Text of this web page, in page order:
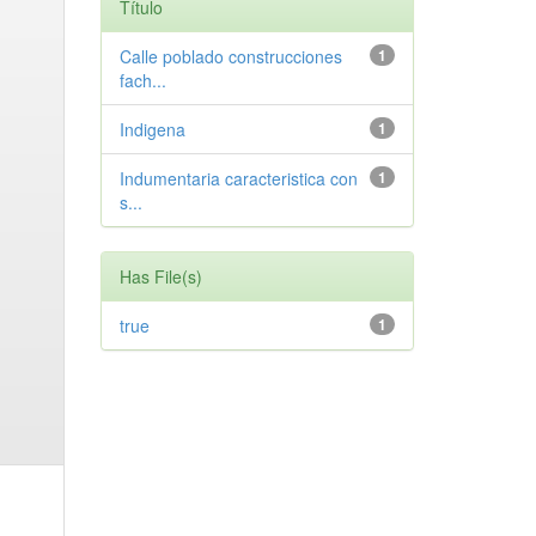
Título
1
Calle poblado construcciones
fach...
1
Indigena
1
Indumentaria caracteristica con
s...
Has File(s)
1
true